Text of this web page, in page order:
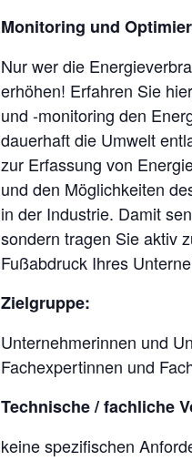
Monitoring und
Nur wer die
erhöhen! Erfahren Sie
und -monitoring den
dauerhaft die Umwelt
zur Erfassung von
und den Möglichkeiten
in der Industrie. Damit
sondern tragen Sie aktiv
Fußabdruck Ihres
Zielgruppe:
Unternehmerinnen und
Fachexpertinnen und
Technische / fachliche
keine spezifischen